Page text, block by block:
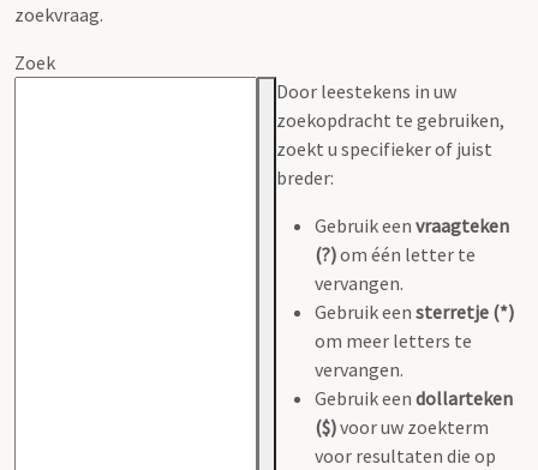
zoekvraag.
Zoek
Door leestekens in uw
zoekopdracht te gebruiken,
zoekt u specifieker of juist
breder:
Gebruik een vraagteken
(?)om één letter te
vervangen.
Gebruik een sterretje (*)
om meer letters te
vervangen.
Gebruik een dollarteken
($)voor uw zoekterm
voor resultaten die op